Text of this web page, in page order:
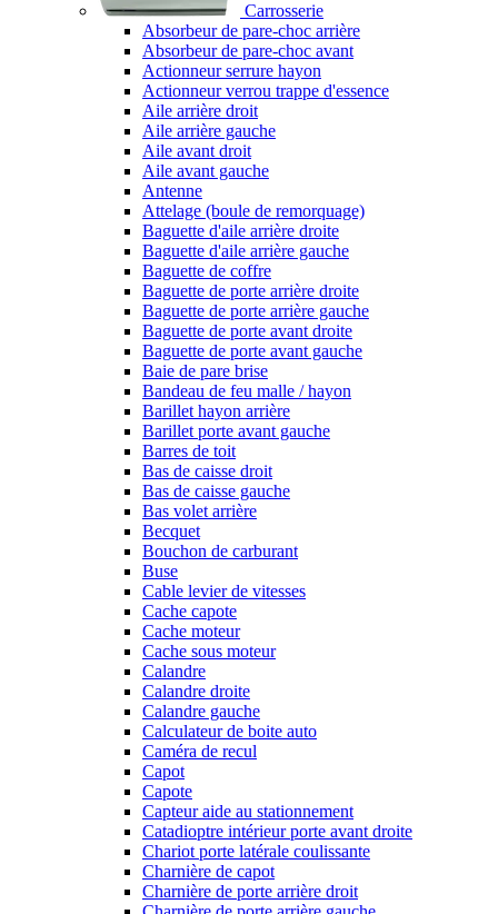
Carrosserie
Absorbeur de pare-choc arrière
Absorbeur de pare-choc avant
Actionneur serrure hayon
Actionneur verrou trappe d'essence
Aile arrière droit
Aile arrière gauche
Aile avant droit
Aile avant gauche
Antenne
Attelage (boule de remorquage)
Baguette d'aile arrière droite
Baguette d'aile arrière gauche
Baguette de coffre
Baguette de porte arrière droite
Baguette de porte arrière gauche
Baguette de porte avant droite
Baguette de porte avant gauche
Baie de pare brise
Bandeau de feu malle / hayon
Barillet hayon arrière
Barillet porte avant gauche
Barres de toit
Bas de caisse droit
Bas de caisse gauche
Bas volet arrière
Becquet
Bouchon de carburant
Buse
Cable levier de vitesses
Cache capote
Cache moteur
Cache sous moteur
Calandre
Calandre droite
Calandre gauche
Calculateur de boite auto
Caméra de recul
Capot
Capote
Capteur aide au stationnement
Catadioptre intérieur porte avant droite
Chariot porte latérale coulissante
Charnière de capot
Charnière de porte arrière droit